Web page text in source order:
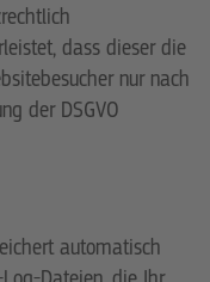
dass dieser die
nur nach
der DSGVO
automatisch